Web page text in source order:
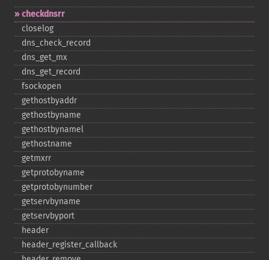
checkdnsrr
closelog
dns_​check_​record
dns_​get_​mx
dns_​get_​record
fsockopen
gethostbyaddr
gethostbyname
gethostbynamel
gethostname
getmxrr
getprotobyname
getprotobynumber
getservbyname
getservbyport
header
header_​register_​callback